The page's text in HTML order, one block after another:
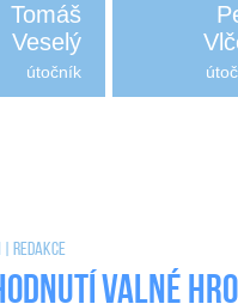
Tomáš
Veselý
útočník
| Redakce
valné